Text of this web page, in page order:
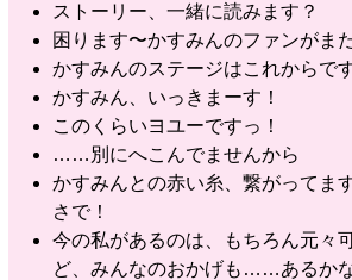
ストーリー、一緒に読みます？
困ります〜かすみんのファンがま
かすみんのステージはこれからで
かすみん、いっきまーす！
このくらいヨユーですっ！
……別にへこんでませんから
かすみんとの赤い糸、繋がってま
さで！
今の私があるのは、もちろん元々
ど、みんなのおかげも……あるか